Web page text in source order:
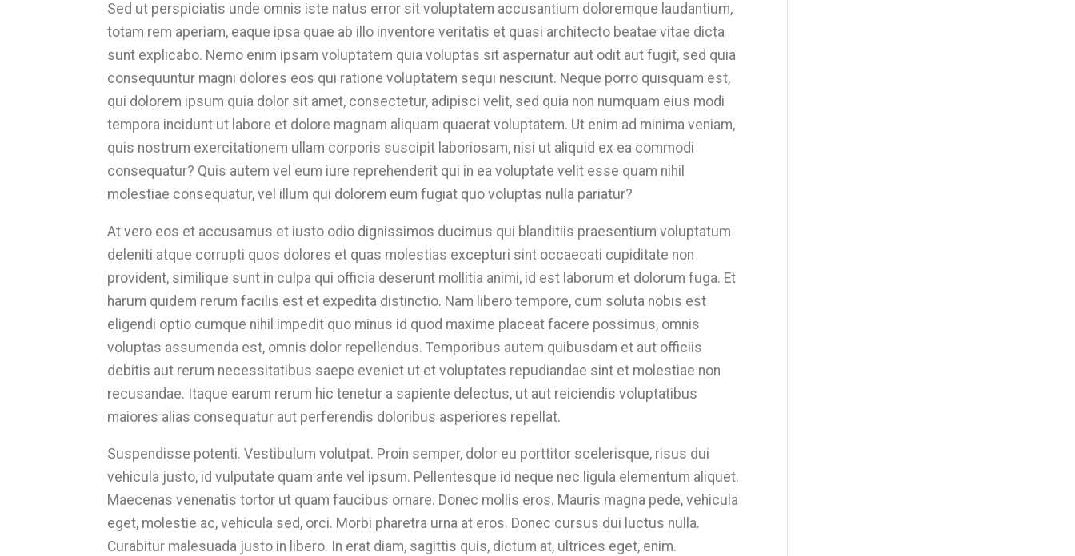
Sed ut perspiciatis unde omnis iste natus error sit voluptatem accusantium doloremque laudantium,
totam rem aperiam, eaque ipsa quae ab illo inventore veritatis et quasi architecto beatae vitae dicta
sunt explicabo. Nemo enim ipsam voluptatem quia voluptas sit aspernatur aut odit aut fugit, sed quia
consequuntur magni dolores eos qui ratione voluptatem sequi nesciunt. Neque porro quisquam est,
qui dolorem ipsum quia dolor sit amet, consectetur, adipisci velit, sed quia non numquam eius modi
tempora incidunt ut labore et dolore magnam aliquam quaerat voluptatem. Ut enim ad minima veniam,
quis nostrum exercitationem ullam corporis suscipit laboriosam, nisi ut aliquid ex ea commodi
consequatur? Quis autem vel eum iure reprehenderit qui in ea voluptate velit esse quam nihil
molestiae consequatur, vel illum qui dolorem eum fugiat quo voluptas nulla pariatur?
At vero eos et accusamus et iusto odio dignissimos ducimus qui blanditiis praesentium voluptatum
deleniti atque corrupti quos dolores et quas molestias excepturi sint occaecati cupiditate non
provident, similique sunt in culpa qui officia deserunt mollitia animi, id est laborum et dolorum fuga. Et
harum quidem rerum facilis est et expedita distinctio. Nam libero tempore, cum soluta nobis est
eligendi optio cumque nihil impedit quo minus id quod maxime placeat facere possimus, omnis
voluptas assumenda est, omnis dolor repellendus. Temporibus autem quibusdam et aut officiis
debitis aut rerum necessitatibus saepe eveniet ut et voluptates repudiandae sint et molestiae non
recusandae. Itaque earum rerum hic tenetur a sapiente delectus, ut aut reiciendis voluptatibus
maiores alias consequatur aut perferendis doloribus asperiores repellat.
Suspendisse potenti. Vestibulum volutpat. Proin semper, dolor eu porttitor scelerisque, risus dui
vehicula justo, id vulputate quam ante vel ipsum. Pellentesque id neque nec ligula elementum aliquet.
Maecenas venenatis tortor ut quam faucibus ornare. Donec mollis eros. Mauris magna pede, vehicula
eget, molestie ac, vehicula sed, orci. Morbi pharetra urna at eros. Donec cursus dui luctus nulla.
Curabitur malesuada justo in libero. In erat diam, sagittis quis, dictum at, ultrices eget, enim.